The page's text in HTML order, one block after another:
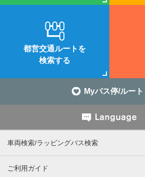
都営交通ルートを
検索する
Myバス停/ルート
車両検索/ラッピングバス検索
ご利用ガイド